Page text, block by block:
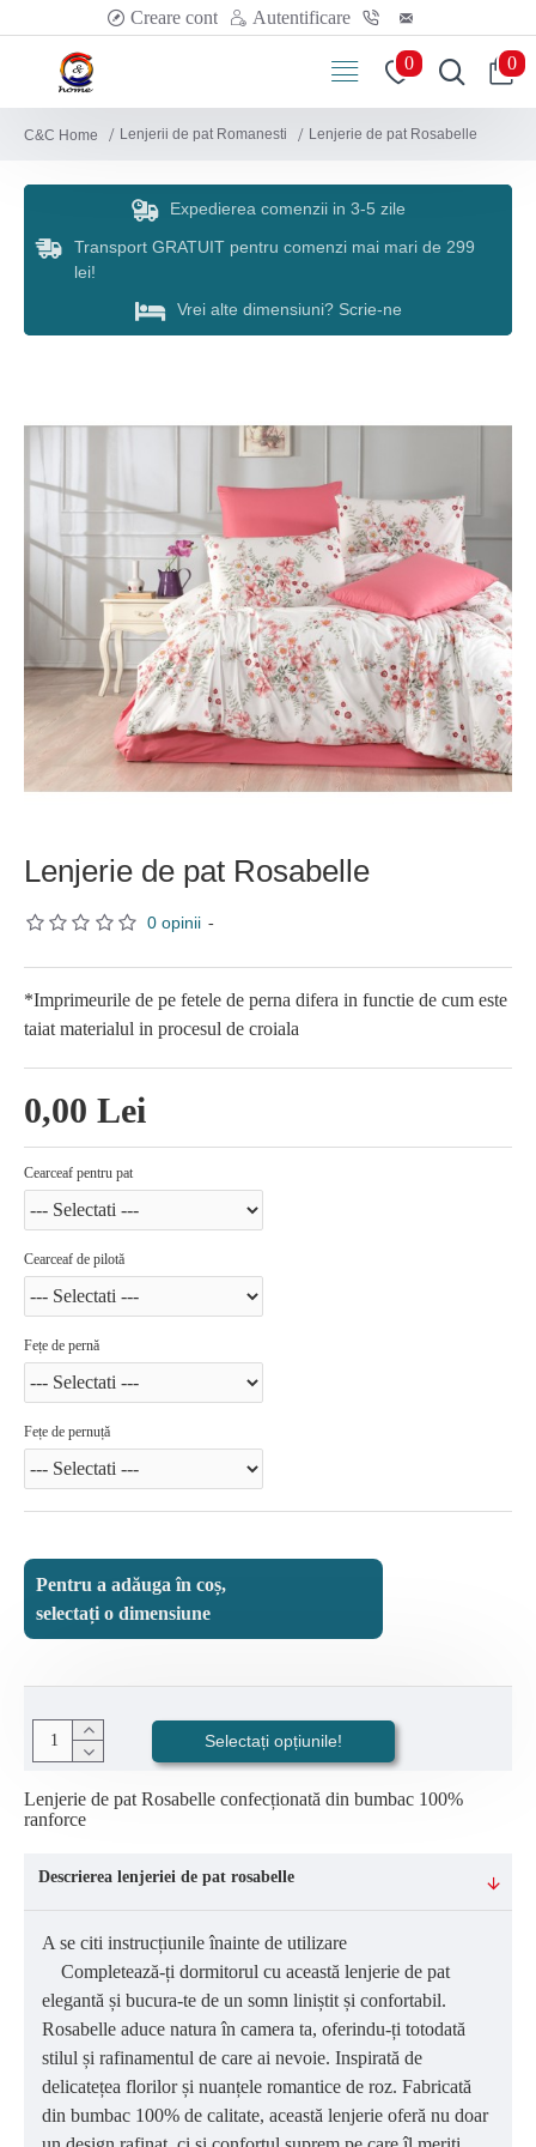
Creare cont Autentificare
0 0
C&C Home Lenjerii de pat Romanesti Lenjerie de pat Rosabelle
Expedierea comenzii in 3-5 zile
Transport GRATUIT pentru comenzi mai mari de 299
lei!
Vrei alte dimensiuni? Scrie-ne
Lenjerie de pat Rosabelle
0 opinii -
0,00 Lei
*Imprimeurile de pe fetele de perna difera in functie de cum este
taiat materialul in procesul de croiala
Cearceaf pentru pat
Cearceaf de pilotă
Fețe de pernă
Fețe de pernuță
Pentru a adăuga în coș,
selectați o dimensiune
Selectați opțiunile!
Lenjerie de pat Rosabelle confecționată din bumbac 100%
ranforce
Descrierea lenjeriei de pat rosabelle
A se citi instrucțiunile înainte de utilizare
Completează-ți dormitorul cu această lenjerie de pat
elegantă și bucura-te de un somn liniștit și confortabil.
Rosabelle aduce natura în camera ta, oferindu-ți totodată
stilul și rafinamentul de care ai nevoie. Inspirată de
delicatețea florilor și nuanțele romantice de roz. Fabricată
din bumbac 100% de calitate, această lenjerie oferă nu doar